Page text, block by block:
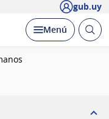
gub.uy
Desplegar
Menú Abrir